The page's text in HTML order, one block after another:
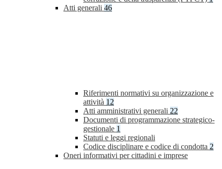
Atti generali 46
Riferimenti normativi su organizzazione e
attività 12
Atti amministrativi generali 22
Documenti di programmazione strategico-
gestionale 1
Statuti e leggi regionali
Codice disciplinare e codice di condotta 2
Oneri informativi per cittadini e imprese